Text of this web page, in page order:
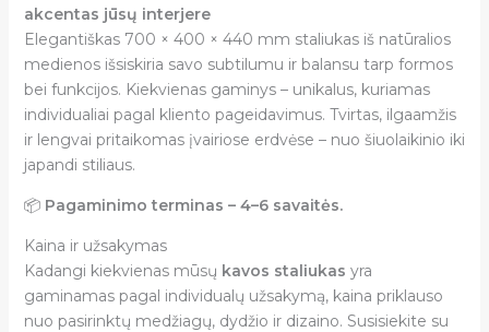
akcentas jūsų interjere
Elegantiškas 700 × 400 × 440 mm staliukas iš natūralios
medienos išsiskiria savo subtilumu ir balansu tarp formos
bei funkcijos. Kiekvienas gaminys – unikalus, kuriamas
individualiai pagal kliento pageidavimus. Tvirtas, ilgaamžis
ir lengvai pritaikomas įvairiose erdvėse – nuo šiuolaikinio iki
japandi stiliaus.
📦 Pagaminimo terminas – 4–6 savaitės.
Kaina ir užsakymas
Kadangi kiekvienas mūsų kavos staliukas yra
gaminamas pagal individualų užsakymą, kaina priklauso
nuo pasirinktų medžiagų, dydžio ir dizaino. Susisiekite su